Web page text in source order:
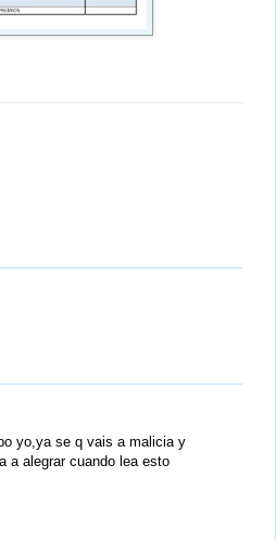
yo,ya se q vais a malicia y
a alegrar cuando lea esto